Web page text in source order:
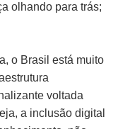
olhando para trás;
o Brasil está muito
voltada
a inclusão digital